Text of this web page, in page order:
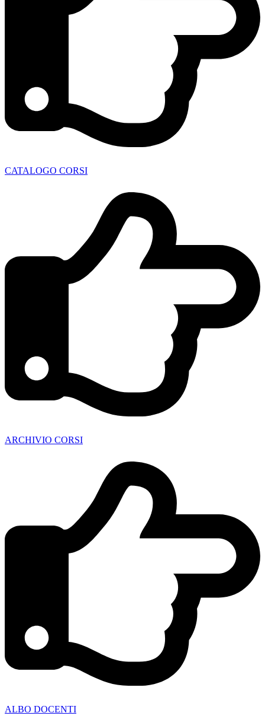
CATALOGO CORSI
ARCHIVIO CORSI
ALBO DOCENTI